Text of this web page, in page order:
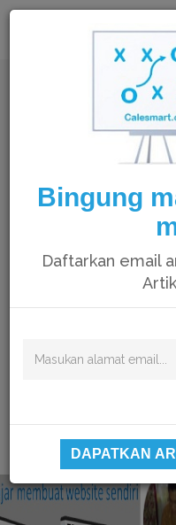
Calesmart
Bingung
Daftarkan email
DAPATKAN